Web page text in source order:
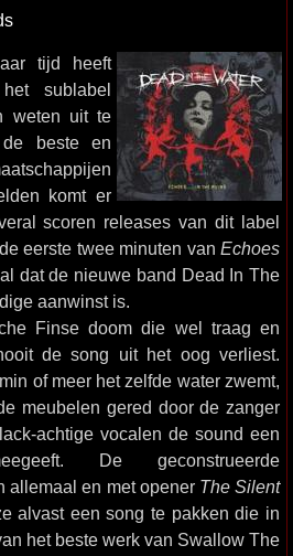
tijd heeft
sublabel
weten uit te
beste en
komt er
scoren releases van dit label
eerste twee minuten van Echoes
dat de nieuwe band Dead In The
aanwinst is.
Finse doom die wel traag en
de song uit het oog verliest.
of meer het zelfde water zwemt,
meubelen gered door de zanger
achtige vocalen de sound een
De geconstrueerde
allemaal en met opener The Silent
alvast een song te pakken die in
het beste werk van Swallow The